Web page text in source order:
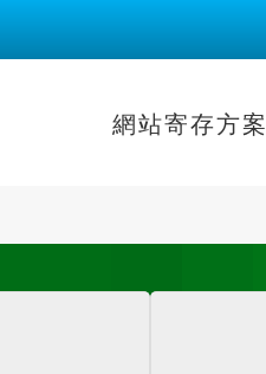
網站寄存方案